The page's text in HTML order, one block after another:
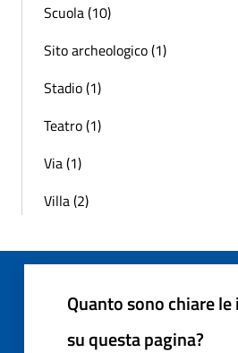
Scuola (10)
Sito archeologico (1)
Stadio (1)
Teatro (1)
Via (1)
Villa (2)
Quanto sono chiare
su questa pagina?